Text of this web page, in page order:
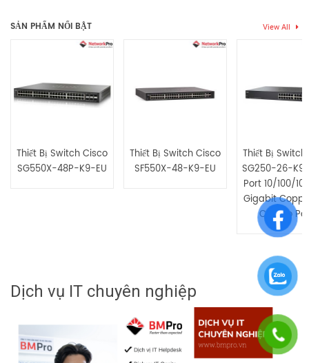
Hãy là người đầu tiên nhận xét “Thiết bị Switch HPE 1920S 48G
SẢN PHẨM NỔI BẬT View All
Thiết Bị Switch Cisco
SG550X-48P-K9-EU
Thiết Bị Switch Cisco
SF550X-48-K9-EU
Thiết Bị
SG250-26-
Port 10/100/
Gigabit
Combo
Dịch vụ IT chuyên nghiệp